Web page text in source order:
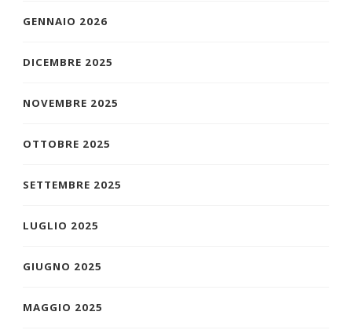
GENNAIO 2026
DICEMBRE 2025
NOVEMBRE 2025
OTTOBRE 2025
SETTEMBRE 2025
LUGLIO 2025
GIUGNO 2025
MAGGIO 2025